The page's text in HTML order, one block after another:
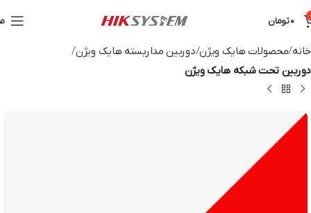
0تومان
خانه محصولات هایک ویژن دوربین مداربسته هایک ویژن
دوربین تحت شبکه هایک ویژن